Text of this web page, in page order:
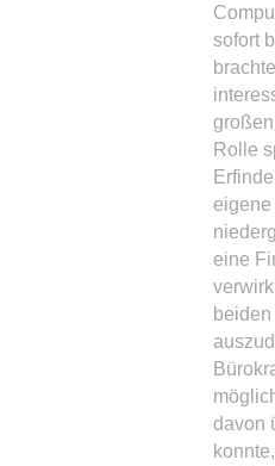
sofort
Rolle
eigene
eine
davon